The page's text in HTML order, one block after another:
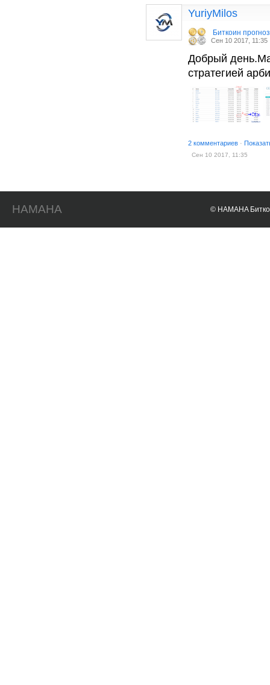
YuriyMilos
Биткоин
Сен 10 2017, 11:35
Добрый
стратегией
2 комментариев ·
Сен 10 2017, 11:35
HAMAHA © HAMAHA